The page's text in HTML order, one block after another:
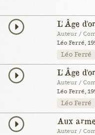
L'Âge
Auteur /
Léo Ferré,
Léo Ferré
L'Âge
Auteur /
Léo Ferré,
Léo Ferré
Aux
Auteur /